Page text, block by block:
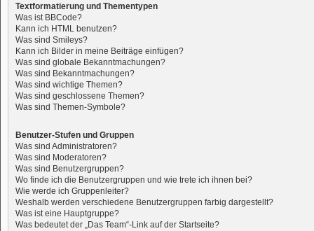
Textformatierung und Thementypen
Was ist BBCode?
Kann ich HTML benutzen?
Was sind Smileys?
Kann ich Bilder in meine Beiträge einfügen?
Was sind globale Bekanntmachungen?
Was sind Bekanntmachungen?
Was sind wichtige Themen?
Was sind geschlossene Themen?
Was sind Themen-Symbole?
Benutzer-Stufen und Gruppen
Was sind Administratoren?
Was sind Moderatoren?
Was sind Benutzergruppen?
Wo finde ich die Benutzergruppen und wie trete ich ihnen bei?
Wie werde ich Gruppenleiter?
Weshalb werden verschiedene Benutzergruppen farbig dargestellt?
Was ist eine Hauptgruppe?
Was bedeutet der „Das Team“-Link auf der Startseite?